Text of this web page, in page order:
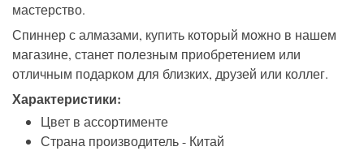
мастерство.
Спиннер с алмазами, купить который можно в нашем
магазине, станет полезным приобретением или
отличным подарком для близких, друзей или коллег.
Характеристики:
Цвет в ассортименте
Страна производитель - Китай